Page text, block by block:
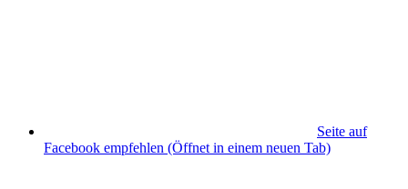
Seite auf
Facebook empfehlen (Öffnet in einem neuen Tab)